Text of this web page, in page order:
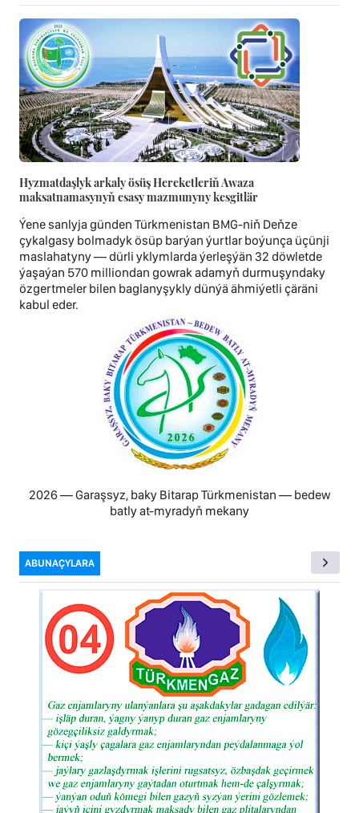
Hyzmatdaşlyk arkaly ösüş Hereketleriň Awaza
maksatnamasynyň esasy mazmunyny kesgitlär
Ýene sanlyja günden Türkmenistan BMG-niň Deňze
çykalgasy bolmadyk ösüp barýan ýurtlar boýunça üçünji
maslahatyny — dürli yklymlarda ýerleşýän 32 döwletde
ýaşaýan 570 milliondan gowrak adamyň durmuşyndaky
özgertmeler bilen baglanyşykly dünýä ähmiýetli çäräni
kabul eder.
2026 — Garaşsyz, baky Bitarap Türkmenistan — bedew
batly at-myradyň mekany
ABUNAÇYLARA